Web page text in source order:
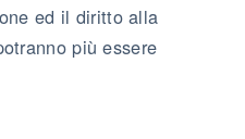
ed il diritto alla
più essere